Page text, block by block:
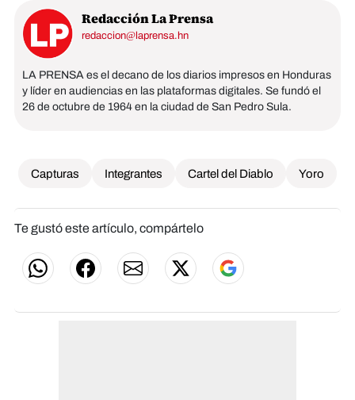
Redacción La Prensa
redaccion@laprensa.hn
LA PRENSA es el decano de los diarios impresos en Honduras
y líder en audiencias en las plataformas digitales. Se fundó el
26 de octubre de 1964 en la ciudad de San Pedro Sula.
Capturas Integrantes Cartel del Diablo Yoro
Te gustó este artículo, compártelo